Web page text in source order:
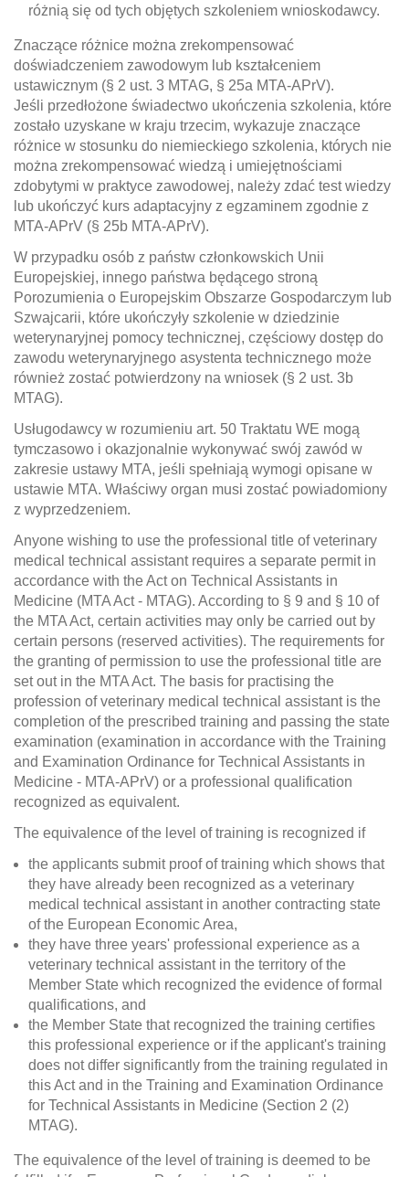
różnią się od tych objętych szkoleniem wnioskodawcy.
Znaczące różnice można zrekompensować
doświadczeniem zawodowym lub kształceniem
ustawicznym (§ 2 ust. 3 MTAG, § 25a MTA-APrV).
Jeśli przedłożone świadectwo ukończenia szkolenia, które
zostało uzyskane w kraju trzecim, wykazuje znaczące
różnice w stosunku do niemieckiego szkolenia, których nie
można zrekompensować wiedzą i umiejętnościami
zdobytymi w praktyce zawodowej, należy zdać test wiedzy
lub ukończyć kurs adaptacyjny z egzaminem zgodnie z
MTA-APrV (§ 25b MTA-APrV).
W przypadku osób z państw członkowskich Unii
Europejskiej, innego państwa będącego stroną
Porozumienia o Europejskim Obszarze Gospodarczym lub
Szwajcarii, które ukończyły szkolenie w dziedzinie
weterynaryjnej pomocy technicznej, częściowy dostęp do
zawodu weterynaryjnego asystenta technicznego może
również zostać potwierdzony na wniosek (§ 2 ust. 3b
MTAG).
Usługodawcy w rozumieniu art. 50 Traktatu WE mogą
tymczasowo i okazjonalnie wykonywać swój zawód w
zakresie ustawy MTA, jeśli spełniają wymogi opisane w
ustawie MTA. Właściwy organ musi zostać powiadomiony
z wyprzedzeniem.
Anyone wishing to use the professional title of veterinary
medical technical assistant requires a separate permit in
accordance with the Act on Technical Assistants in
Medicine (MTA Act - MTAG). According to § 9 and § 10 of
the MTA Act, certain activities may only be carried out by
certain persons (reserved activities). The requirements for
the granting of permission to use the professional title are
set out in the MTA Act. The basis for practising the
profession of veterinary medical technical assistant is the
completion of the prescribed training and passing the state
examination (examination in accordance with the Training
and Examination Ordinance for Technical Assistants in
Medicine - MTA-APrV) or a professional qualification
recognized as equivalent.
The equivalence of the level of training is recognized if
the applicants submit proof of training which shows that
they have already been recognized as a veterinary
medical technical assistant in another contracting state
of the European Economic Area,
they have three years' professional experience as a
veterinary technical assistant in the territory of the
Member State which recognized the evidence of formal
qualifications, and
the Member State that recognized the training certifies
this professional experience or if the applicant's training
does not differ significantly from the training regulated in
this Act and in the Training and Examination Ordinance
for Technical Assistants in Medicine (Section 2 (2)
MTAG).
The equivalence of the level of training is deemed to be